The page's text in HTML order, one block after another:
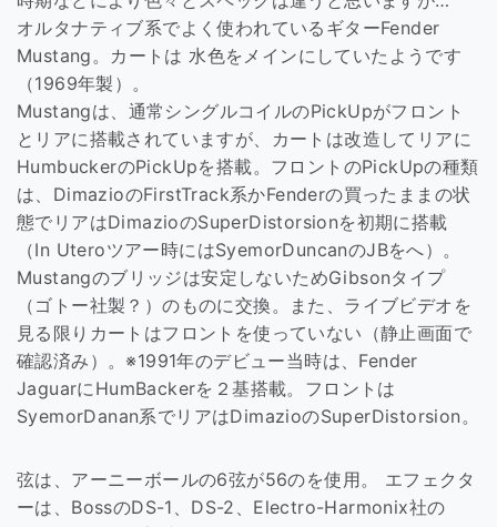
オルタナティブ系でよく使われているギターFender
Mustang。カートは 水色をメインにしていたようです
（1969年製）。
Mustangは、通常シングルコイルのPickUpがフロント
とリアに搭載されていますが、カートは改造してリアに
HumbuckerのPickUpを搭載。フロントのPickUpの種類
は、DimazioのFirstTrack系かFenderの買ったままの状
態でリアはDimazioのSuperDistorsionを初期に搭載
（In Uteroツアー時にはSyemorDuncanのJBをへ）。
Mustangのブリッジは安定しないためGibsonタイプ
（ゴトー社製？）のものに交換。また、ライブビデオを
見る限りカートはフロントを使っていない（静止画面で
確認済み）。※1991年のデビュー当時は、Fender
JaguarにHumBackerを２基搭載。フロントは
SyemorDanan系でリアはDimazioのSuperDistorsion。
弦は、アーニーボールの6弦が56のを使用。 エフェクタ
ーは、BossのDS-1、DS-2、Electro-Harmonix社の